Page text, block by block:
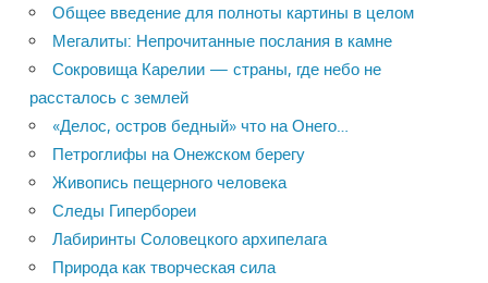
Общее введение для полноты картины в целом
Мегалиты: Непрочитанные послания в камне
Сокровища Карелии — страны, где небо не
рассталось с землей
«Делос, остров бедный» что на Онего…
Петроглифы на Онежском берегу
Живопись пещерного человека
Следы Гипербореи
Лабиринты Соловецкого архипелага
Природа как творческая сила